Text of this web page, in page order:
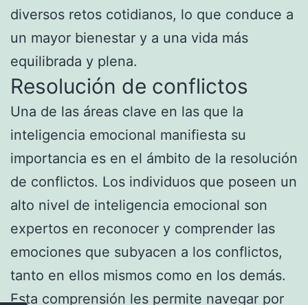
diversos retos cotidianos, lo que conduce a
un mayor bienestar y a una vida más
equilibrada y plena.
Resolución de conflictos
Una de las áreas clave en las que la
inteligencia emocional manifiesta su
importancia es en el ámbito de la resolución
de conflictos. Los individuos que poseen un
alto nivel de inteligencia emocional son
expertos en reconocer y comprender las
emociones que subyacen a los conflictos,
tanto en ellos mismos como en los demás.
Esta comprensión les permite navegar por